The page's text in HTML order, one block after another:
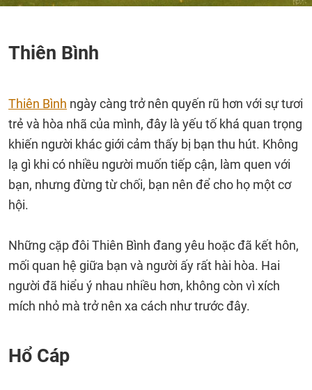
Thiên Bình
Thiên Bình ngày càng trở nên quyến rũ hơn với sự tươi
trẻ và hòa nhã của mình, đây là yếu tố khá quan trọng
khiến người khác giới cảm thấy bị bạn thu hút. Không
lạ gì khi có nhiều người muốn tiếp cận, làm quen với
bạn, nhưng đừng từ chối, bạn nên để cho họ một cơ
hội.
Những cặp đôi Thiên Bình đang yêu hoặc đã kết hôn,
mối quan hệ giữa bạn và người ấy rất hài hòa. Hai
người đã hiểu ý nhau nhiều hơn, không còn vì xích
mích nhỏ mà trở nên xa cách như trước đây.
Hổ Cáp